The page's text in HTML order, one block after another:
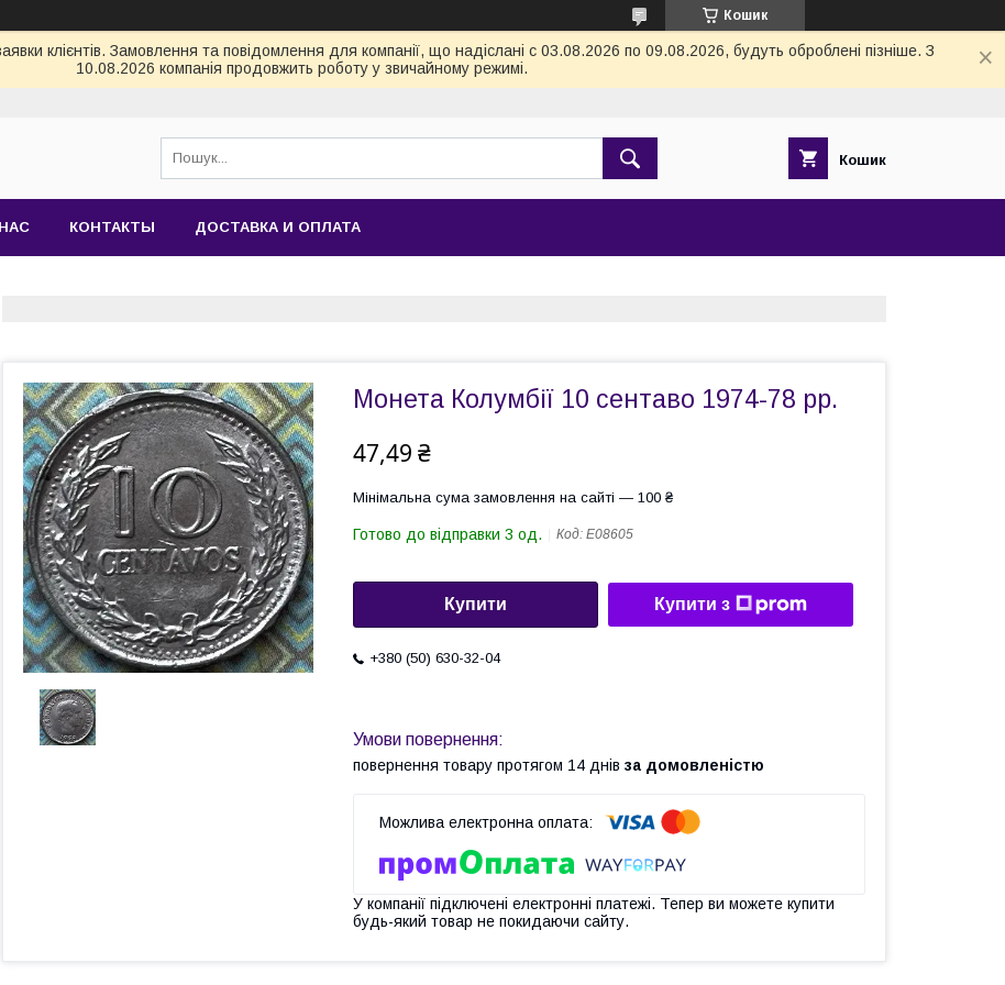
Кошик
клієнтів. Замовлення та повідомлення для компанії, що надіслані с 03.08.2026 по 09.08.2026, будуть оброблені пізніше. З
10.08.2026 компанія продовжить роботу у звичайному режимі.
Кошик
КОНТАКТЫ ДОСТАВКА И ОПЛАТА
Монета Колумбії 10 сентаво 1974-78 рр.
47,49 ₴
Мінімальна сума замовлення на сайті — 100 ₴
Готово до відправки 3 од. Код: Е08605
Купити Купити з
+380 (50) 630-32-04
повернення товару протягом 14 днів за домовленістю
У компанії підключені електронні платежі. Тепер ви можете купити
будь-який товар не покидаючи сайту.